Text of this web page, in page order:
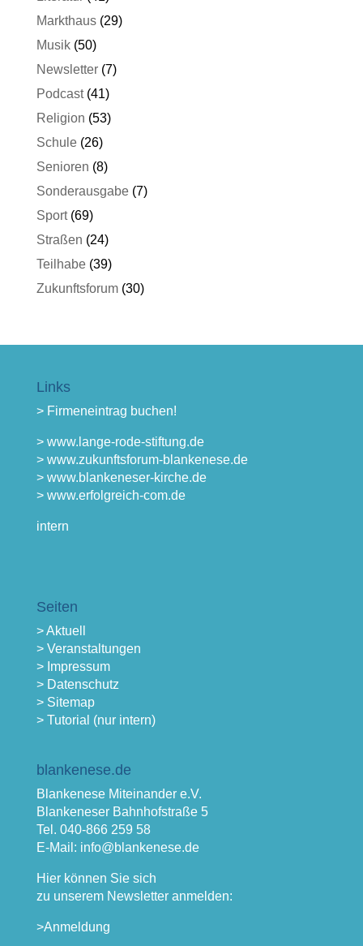
Markthaus(29)
Musik(50)
Newsletter(7)
Podcast(41)
Religion (53)
Schule(26)
Senioren (8)
Sonderausgabe(7)
Sport(69)
Straßen (24)
Teilhabe(39)
Zukunftsforum(30)
Links
> Firmeneintrag buchen!
> www.lange-rode-stiftung.de
> www.zukunftsforum-blankenese.de
> www.blankeneser-kirche.de
> www.erfolgreich-com.de
intern
Seiten
> Aktuell
> Veranstaltungen
> Impressum
> Datenschutz
> Sitemap
> Tutorial (nur intern)
blankenese.de
Blankenese Miteinander e.V.
Blankeneser Bahnhofstraße 5
Tel. 040-866 259 58
E-Mail: info@blankenese.de
Hier können Sie sich
zu unserem Newsletter anmelden:
>Anmeldung